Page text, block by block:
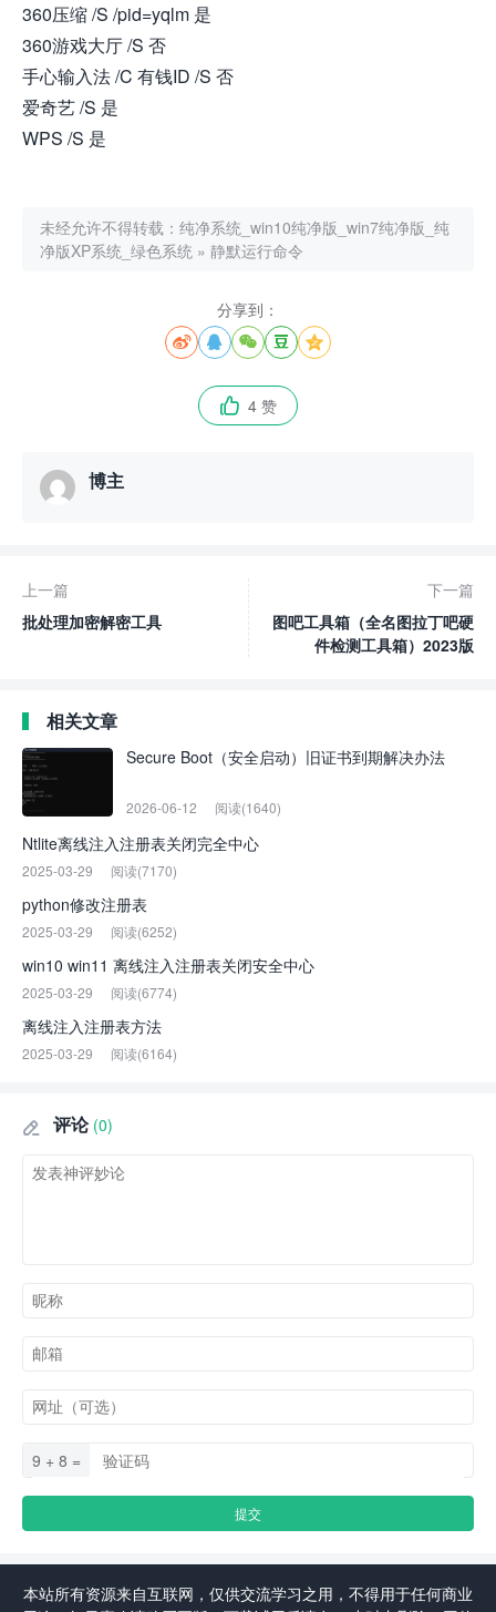
360压缩 /S /pid=yqlm 是
360游戏大厅 /S 否
手心输入法 /C 有钱ID /S 否
爱奇艺 /S 是
WPS /S 是
未经允许不得转载： 纯净系统_win10纯净版_win7纯净版_纯
净版XP系统_绿色系统 » 静默运行命令
分享到：
    
 4 赞
博主
上一篇
批处理加密解密工具
下一篇
图吧工具箱（全名图拉丁吧硬
件检测工具箱）2023版
相关文章
Secure Boot（安全启动）旧证书到期解决办法
2026-06-12 阅读(1640)
Ntlite离线注入注册表关闭完全中心
2025-03-29 阅读(7170)
python修改注册表
2025-03-29 阅读(6252)
win10 win11 离线注入注册表关闭安全中心
2025-03-29 阅读(6774)
离线注入注册表方法
2025-03-29 阅读(6164)
 评论 (0)
9 + 8 =
本站所有资源来自互联网，仅供交流学习之用，不得用于任何商业